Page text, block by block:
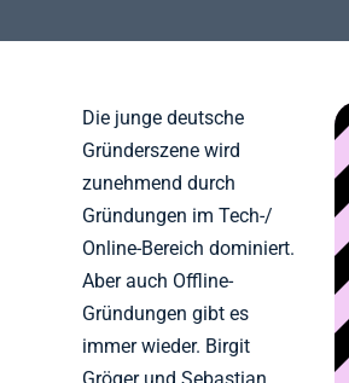
Die junge deutsche
Gründerszene wird
zunehmend durch
Gründungen im Tech-/
Online-Bereich dominiert.
Aber auch Offline-
Gründungen gibt es
immer wieder. Birgit